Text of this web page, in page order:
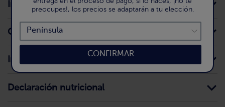
Información para el consumidor
Conservación doméstica
Ingredientes
Declaración nutricional
preocupes!, los precios se adaptarán a tu elección.
CONFIRMAR